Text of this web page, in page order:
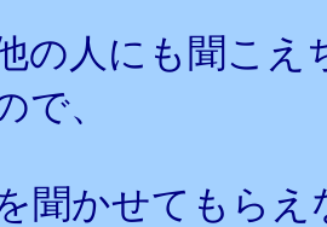
の人にも聞こ
で、
聞かせてもら